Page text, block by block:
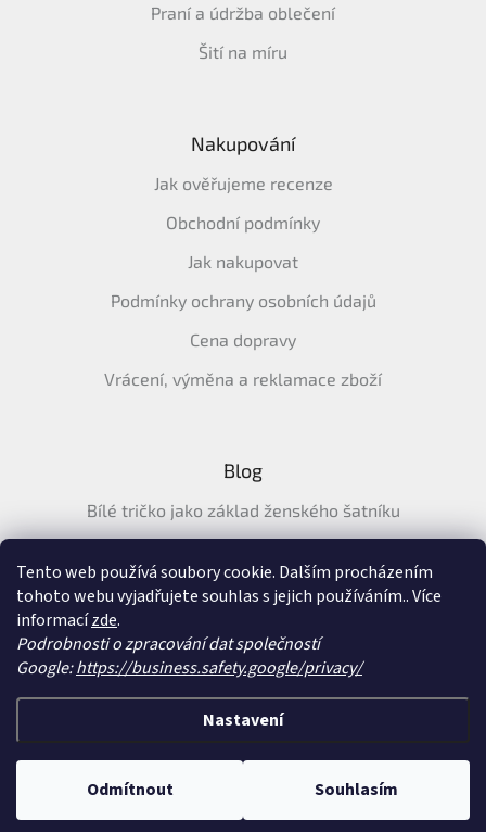
Tento web používá soubory cookie. Dalším procházením
tohoto webu vyjadřujete souhlas s jejich používáním.. Více
informacízde.
Podrobnosti o zpracování dat společností
Google:https://business.safety.google/privacy/
Nastavení
Odmítnout Souhlasím
Praní a údržba oblečení
Šití na míru
Nakupování
Jak ověřujeme recenze
Obchodní podmínky
Jak nakupovat
Podmínky ochrany osobních údajů
Cena dopravy
Vrácení, výměna a reklamace zboží
Blog
Bílé tričko jako základ ženského šatníku
tričko na léto
Průvodce letními šaty: pohodlné, vzdušné a ženské šaty na
Vytvořil Shoptet &
SatySukne.cz
Upravit nastavení